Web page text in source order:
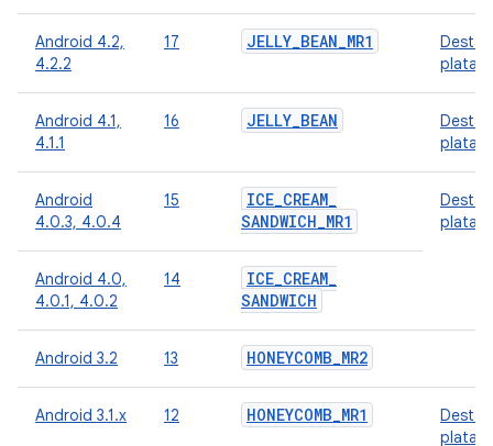
Android 4.2,
4.2.2
17 JELLY_BEAN_MR1
Android 4.1,
4.1.1
16 JELLY_BEAN
Android
4.0.3, 4.0.4
15 ICE_CREAM_
SANDWICH_MR1
Android 4.0,
4.0.1, 4.0.2
14 ICE_CREAM_
SANDWICH
Android 3.2 13 HONEYCOMB_MR2
Android 3.1.x 12 HONEYCOMB_MR1